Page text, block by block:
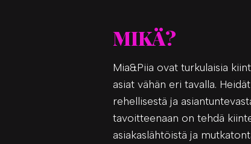
MIKÄ?
Mia&Piia ovat turkulaisia
asiat vähän eri tavalla.
rehellisestä ja
tavoitteenaan on tehdä
asiakaslähtöistä ja